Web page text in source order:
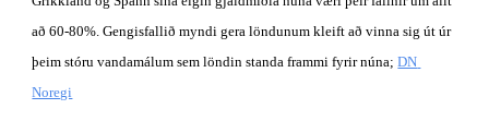
að 60-80%. Gengisfallið myndi gera löndunum kleift að vinna sig út úr
þeim stóru vandamálum sem löndin standa frammi fyrir núna; DN
Noregi